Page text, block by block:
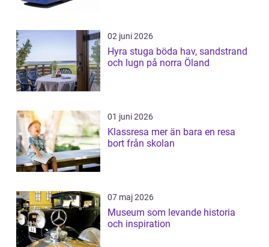
02 juni 2026
Hyra stuga böda hav, sandstrand
och lugn på norra Öland
01 juni 2026
Klassresa mer än bara en resa
bort från skolan
07 maj 2026
Museum som levande historia
och inspiration